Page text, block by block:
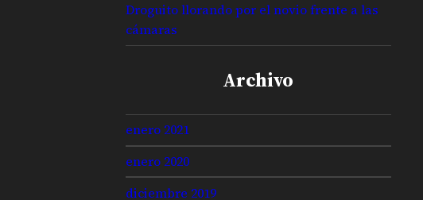
Droguito llorando por el novio frente a las
cámaras
Archivo
enero 2021
enero 2020
diciembre 2019